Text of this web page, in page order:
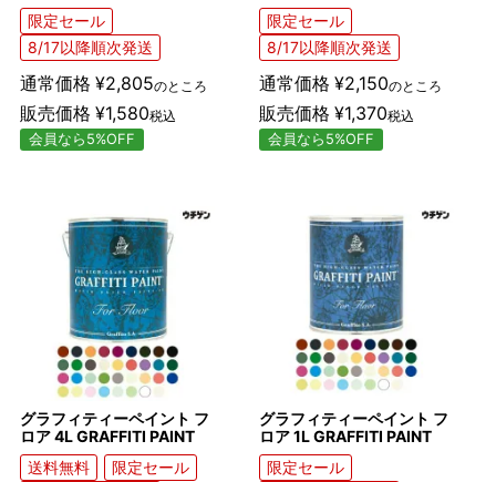
限定セール
8/17以降順次発送
通常価格 ¥2,805のところ
販売価格 ¥1,580税込
会員なら5%OFF
限定セール
8/17以降順次発送
通常価格 ¥2,150のところ
販売価格 ¥1,370税込
会員なら5%OFF
グラフィティーペイント フ
ロア 4L GRAFFITI PAINT
送料無料
限定セール
グラフィティーペイント フ
ロア 1L GRAFFITI PAINT
限定セール